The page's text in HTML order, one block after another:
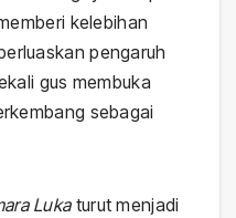
kelebihan
pengaruh
gus membuka
sebagai
Lukaturut menjadi